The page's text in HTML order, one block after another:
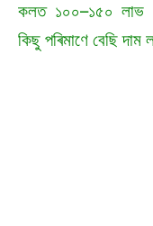
কলত ১০০–১৫০ লাভ
কিছু পৰিমাণে বেছি দাম